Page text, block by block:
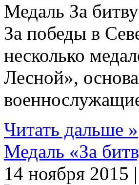
Медаль За
За победы в
несколько
Лесной»,
Читать дальше »
Медаль «За
14 ноября 2015 |